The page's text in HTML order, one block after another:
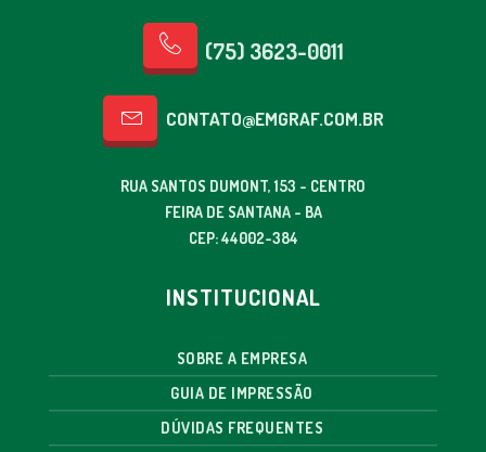
(75) 3623-0011
CONTATO@EMGRAF.COM.BR
RUA SANTOS DUMONT, 153 - CENTRO
FEIRA DE SANTANA - BA
CEP: 44002-384
INSTITUCIONAL
SOBRE A EMPRESA
GUIA DE IMPRESSÃO
DÚVIDAS FREQUENTES